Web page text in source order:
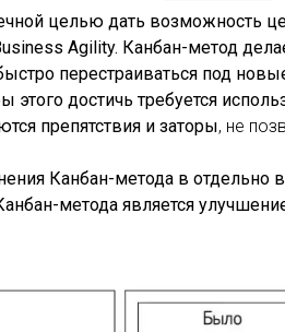
целью дать возможность
Agility. Канбан-метод
перестраиваться под
этого достичь требуется
препятствия и заторы, не
Канбан-метода в отдельно
метода является